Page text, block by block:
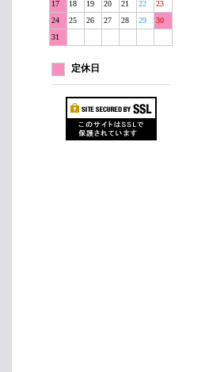
17 18 19 20 21 22
23
24
25 26 27 28 29
30
31
定休日